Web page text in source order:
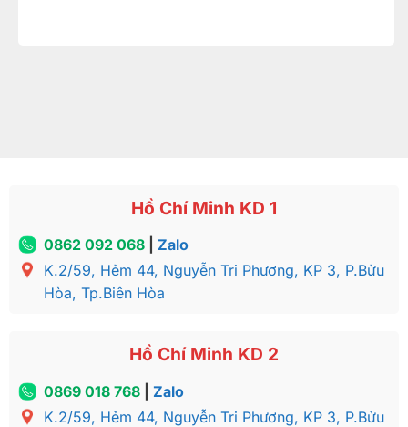
Hồ Chí Minh KD 1
0862 092 068| Zalo
K.2/59, Hẻm 44, Nguyễn Tri Phương, KP 3, P.Bửu
Hòa, Tp.Biên Hòa
Hồ Chí Minh KD 2
0869 018 768| Zalo
K.2/59, Hẻm 44, Nguyễn Tri Phương, KP 3, P.Bửu